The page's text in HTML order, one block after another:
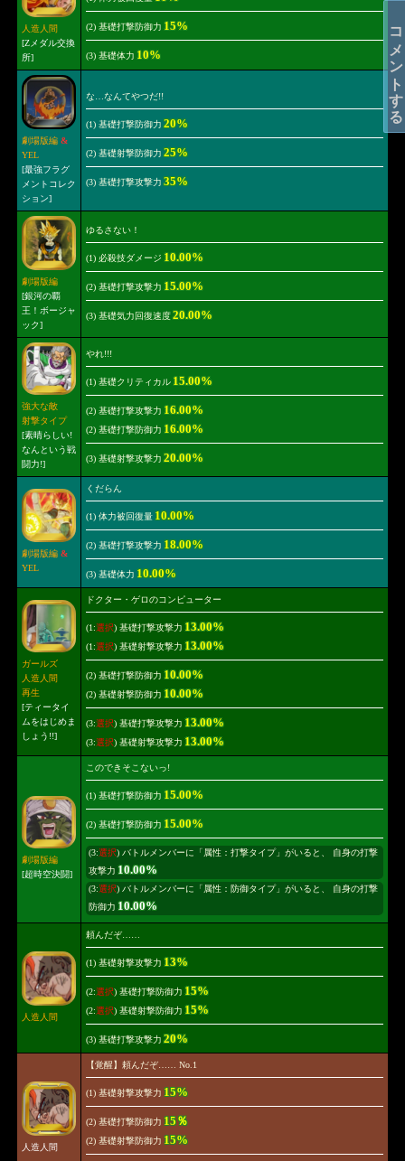
人造人間
[Zメダル交換
所]
(2) 基礎打撃防御力 15%
(3) 基礎体力 10%
劇場版編&
YEL
[最強フラグ
メントコレク
ション]
な…なんてやつだ!!
(1) 基礎打撃防御力 20%
(2) 基礎射撃防御力 25%
(3) 基礎打撃攻撃力 35%
劇場版編
[銀河の覇
王！ボージャ
ック]
ゆるさない！
(1) 必殺技ダメージ 10.00%
(2) 基礎打撃攻撃力 15.00%
(3) 基礎気力回復速度20.00%
強大な敵
射撃タイプ
[素晴らしい!
なんという戦
闘力!]
やれ!!!
(1) 基礎クリティカル 15.00%
(2) 基礎打撃攻撃力 16.00%
(2) 基礎打撃防御力 16.00%
(3) 基礎射撃攻撃力 20.00%
劇場版編&
YEL
くだらん
(1) 体力被回復量10.00%
(2) 基礎打撃攻撃力 18.00%
(3) 基礎体力 10.00%
ガールズ
人造人間
再生
[ティータイ
ムをはじめま
しょう!!]
ドクター・ゲロのコンピューター
(1:選択) 基礎打撃攻撃力 13.00%
(1:選択) 基礎射撃攻撃力 13.00%
(2) 基礎打撃防御力 10.00%
(2) 基礎射撃防御力 10.00%
(3:選択) 基礎打撃攻撃力 13.00%
(3:選択) 基礎射撃攻撃力 13.00%
劇場版編
[超時空決闘]
このできそこないっ!
(1) 基礎打撃防御力 15.00%
(2) 基礎打撃防御力 15.00%
(3:選択) バトルメンバーに「属性：打撃タイプ」がいると、 自身の打撃
攻撃力 10.00%
(3:選択) バトルメンバーに「属性：防御タイプ」がいると、 自身の打撃
防御力 10.00%
人造人間
頼んだぞ……
(1) 基礎射撃攻撃力 13%
(2:選択) 基礎打撃防御力 15%
(2:選択) 基礎射撃防御力 15%
(3) 基礎打撃攻撃力 20%
人造人間
【覚醒】頼んだぞ…… No.1
(1) 基礎射撃攻撃力 15%
(2) 基礎打撃防御力 15％
(2) 基礎射撃防御力 15%
コメントする